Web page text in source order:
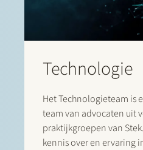
Technologie
Het Technologieteam is
team van advocaten uit
praktijkgroepen van
kennis over en ervaring